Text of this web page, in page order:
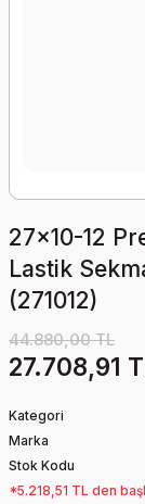
27x10-12
Lastik
(271012)
44.880,00 TL
27.708,91
Kategori
Marka
Stok Kodu
*5.218,51 TL den